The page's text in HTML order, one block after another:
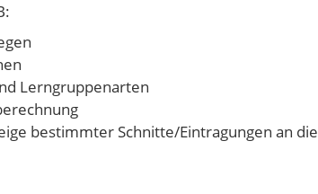
Lerngruppenarten
bestimmter Schnitte/Eintragungen an die